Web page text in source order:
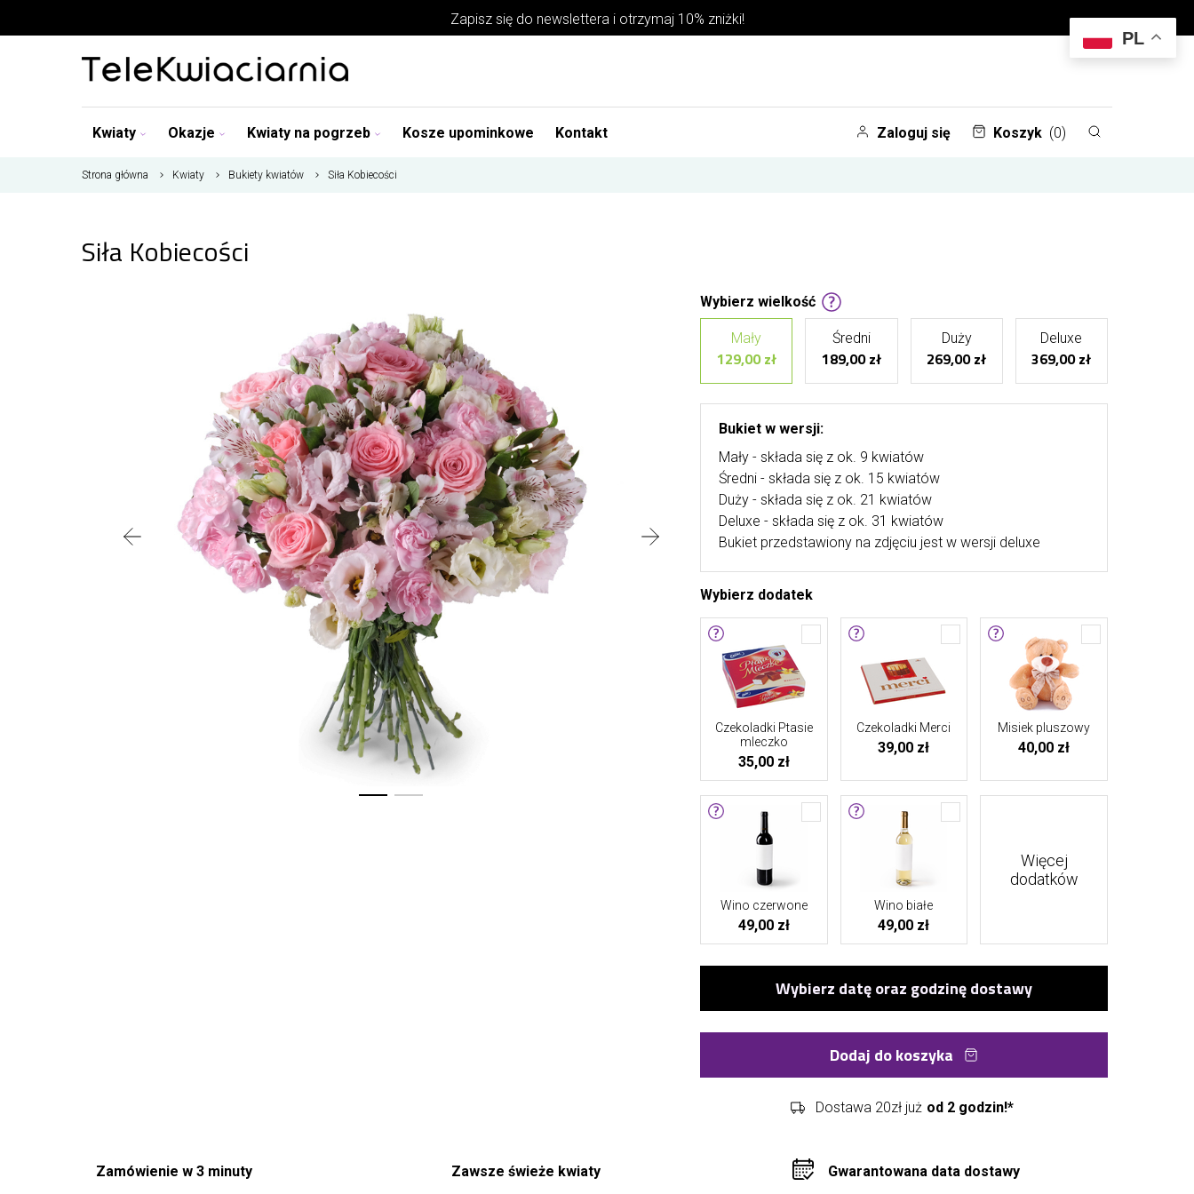
Zapisz się do newslettera i otrzymaj 10% zniżki!
Kwiaty Okazje Kwiaty na pogrzeb Kosze upominkowe Kontakt Zaloguj się Koszyk (0)
Strona główna Kwiaty Bukiety kwiatów Siła Kobiecości
Siła Kobiecości
Wybierz wielkość
Mały
129,00 zł
Średni
189,00 zł
Duży
269,00 zł
Deluxe
369,00 zł
Bukiet w wersji:
Mały - składa się z ok. 9 kwiatów
Średni - składa się z ok. 15 kwiatów
Duży - składa się z ok. 21 kwiatów
Deluxe - składa się z ok. 31 kwiatów
Bukiet przedstawiony na zdjęciu jest w wersji deluxe
Wybierz dodatek
Czekoladki Ptasie
mleczko
35,00 zł
Czekoladki Merci
39,00 zł
Misiek pluszowy
40,00 zł
Wino czerwone
49,00 zł
Wino białe
49,00 zł
Więcej
dodatków
Dodaj do koszyka
Dostawa 20zł już od 2 godzin!*
Zamówienie w 3 minuty Zawsze świeże kwiaty Gwarantowana data dostawy
PL